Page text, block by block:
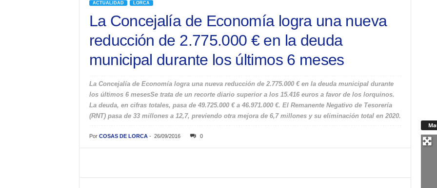
ACTUALIDAD LORCA
La Concejalía de Economía logra una nueva
reducción de 2.775.000 € en la deuda
municipal durante los últimos 6 meses
La Concejalía de Economía logra una nueva reducción de 2.775.000 € en la deuda municipal durante
los últimos 6 mesesSe trata de un recorte diario superior a los 15.416 euros a favor de los lorquinos.
La deuda, en cifras totales, pasa de 49.725.000 € a 46.971.000 €. El Remanente Negativo de Tesorería
(RNT) pasa de 33 millones a 12,7, previendo otra mejora de 6,7 millones y su eliminación total en 2020.
Por COSAS DE LORCA- 26/09/2016 0